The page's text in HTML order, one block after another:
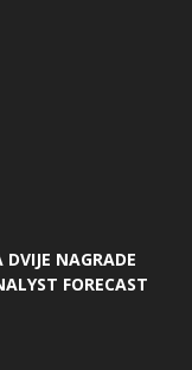
NAGRADE
FORECAST